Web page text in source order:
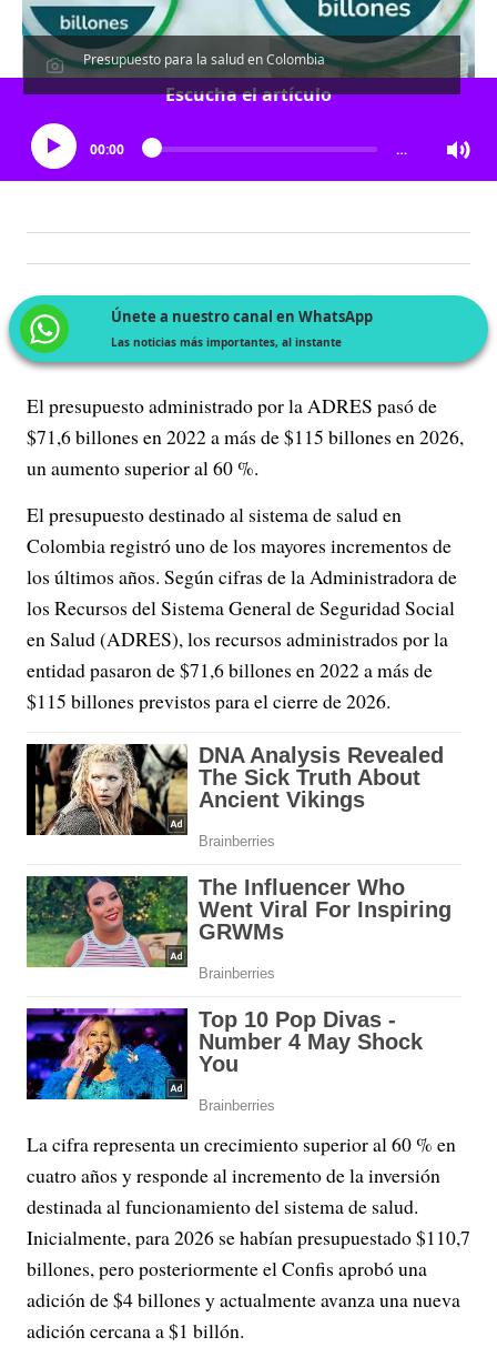
Presupuesto para la salud en Colombia
Escucha el artículo
00:00 …
Únete a nuestro canal en WhatsApp
Las noticias más importantes, al instante
El presupuesto administrado por la ADRES pasó de
$71,6 billones en 2022 a más de $115 billones en 2026,
un aumento superior al 60 %.
El presupuesto destinado al sistema de salud en
Colombia registró uno de los mayores incrementos de
los últimos años. Según cifras de la Administradora de
los Recursos del Sistema General de Seguridad Social
en Salud (ADRES), los recursos administrados por la
entidad pasaron de $71,6 billones en 2022 a más de
$115 billones previstos para el cierre de 2026.
La cifra representa un crecimiento superior al 60 % en
cuatro años y responde al incremento de la inversión
destinada al funcionamiento del sistema de salud.
Inicialmente, para 2026 se habían presupuestado $110,7
billones, pero posteriormente el Confis aprobó una
adición de $4 billones y actualmente avanza una nueva
adición cercana a $1 billón.